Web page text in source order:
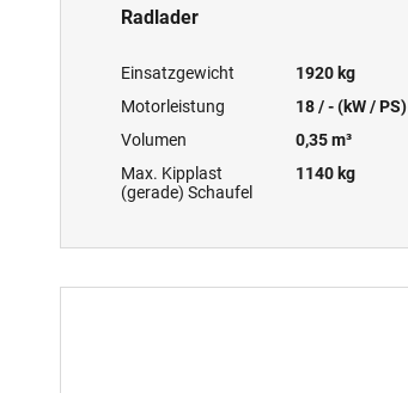
Radlader
Einsatzgewicht
1920 kg
Motorleistung
18 / - (kW / PS)
Volumen
0,35 m³
Max. Kipplast
(gerade) Schaufel
1140 kg